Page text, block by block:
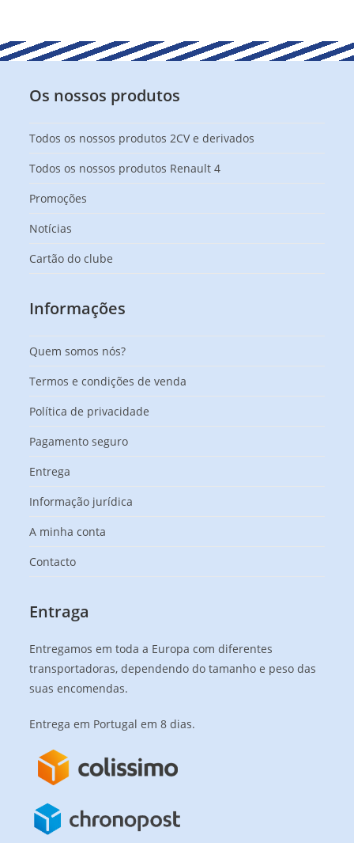
Os nossos produtos
Todos os nossos produtos 2CV e derivados
Todos os nossos produtos Renault 4
Promoções
Notícias
Cartão do clube
Informações
Quem somos nós?
Termos e condições de venda
Política de privacidade
Pagamento seguro
Entrega
Informação jurídica
A minha conta
Contacto
Entraga
Entregamos em toda a Europa com diferentes
transportadoras, dependendo do tamanho e peso das
suas encomendas.
Entrega em Portugal em 8 dias.